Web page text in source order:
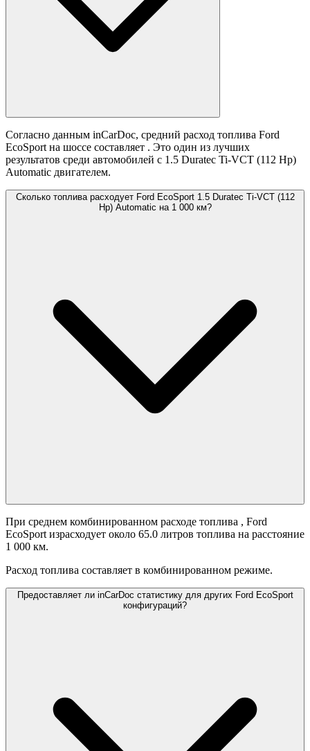
Согласно данным inCarDoc, средний расход топлива Ford
EcoSport на шоссе составляет . Это один из лучших
результатов среди автомобилей с 1.5 Duratec Ti-VCT (112 Hp)
Automatic двигателем.
Сколько топлива расходует Ford EcoSport 1.5 Duratec Ti-VCT (112
Hp) Automatic на 1 000 км?
При среднем комбинированном расходе топлива , Ford
EcoSport израсходует около 65.0 литров топлива на расстояние
1 000 км.
Расход топлива составляет в комбинированном режиме.
Предоставляет ли inCarDoc статистику для других Ford EcoSport
конфигураций?